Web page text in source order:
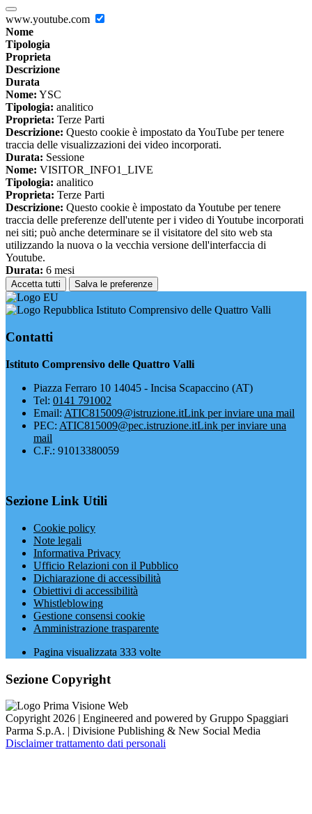
www.youtube.com
Nome
Tipologia
Proprieta
Descrizione
Durata
Nome: YSC
Tipologia: analitico
Proprieta: Terze Parti
Descrizione: Questo cookie è impostato da YouTube per tenere
traccia delle visualizzazioni dei video incorporati.
Durata: Sessione
Nome: VISITOR_INFO1_LIVE
Tipologia: analitico
Proprieta: Terze Parti
Descrizione: Questo cookie è impostato da Youtube per tenere
traccia delle preferenze dell'utente per i video di Youtube incorporati
nei siti; può anche determinare se il visitatore del sito web sta
utilizzando la nuova o la vecchia versione dell'interfaccia di
Youtube.
Durata: 6 mesi
Accetta tutti Salva le preferenze
Istituto Comprensivo delle Quattro Valli
Contatti
Istituto Comprensivo delle Quattro Valli
Piazza Ferraro 10 14045 - Incisa Scapaccino (AT)
Tel: 0141 791002
Email: ATIC815009@istruzione.itLink per inviare una mail
PEC: ATIC815009@pec.istruzione.itLink per inviare una
mail
C.F.: 91013380059
Sezione Link Utili
Cookie policy
Note legali
Informativa Privacy
Ufficio Relazioni con il Pubblico
Dichiarazione di accessibilità
Obiettivi di accessibilità
Whistleblowing
Gestione consensi cookie
Amministrazione trasparente
Pagina visualizzata 333 volte
Sezione Copyright
Copyright 2026 | Engineered and powered by Gruppo Spaggiari
Parma S.p.A. | Divisione Publishing & New Social Media
Disclaimer trattamento dati personali